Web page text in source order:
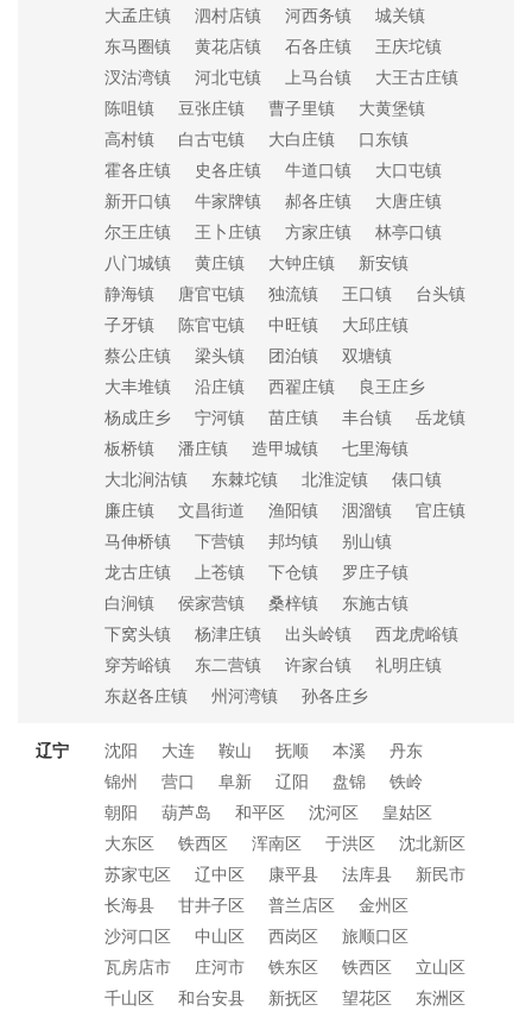
大孟庄镇
泗村店镇 河西务镇
城关镇
东马圈镇
黄花店镇 石各庄镇
王庆坨镇
汊沽湾镇
河北屯镇 上马台镇
大王古庄镇
陈咀镇
豆张庄镇 曹子里镇
大黄堡镇
高村镇
白古屯镇 大白庄镇
口东镇
霍各庄镇
史各庄镇 牛道口镇
大口屯镇
新开口镇
牛家牌镇 郝各庄镇
大唐庄镇
尔王庄镇
王卜庄镇 方家庄镇
林亭口镇
八门城镇
黄庄镇 大钟庄镇
新安镇
静海镇
唐官屯镇 独流镇 王口镇
台头镇
子牙镇
陈官屯镇 中旺镇
大邱庄镇
蔡公庄镇
梁头镇 团泊镇
双塘镇
大丰堆镇
沿庄镇 西翟庄镇
良王庄乡
杨成庄乡
宁河镇 苗庄镇 丰台镇
岳龙镇
板桥镇
潘庄镇 造甲城镇
七里海镇
大北涧沽镇
东棘坨镇 北淮淀镇
俵口镇
廉庄镇
文昌街道 渔阳镇 洇溜镇
官庄镇
马伸桥镇
下营镇 邦均镇
别山镇
龙古庄镇
上苍镇 下仓镇
罗庄子镇
白涧镇
侯家营镇 桑梓镇
东施古镇
下窝头镇
杨津庄镇 出头岭镇
西龙虎峪镇
穿芳峪镇
东二营镇 许家台镇
礼明庄镇
东赵各庄镇
州河湾镇 孙各庄乡
辽宁 沈阳 大连 鞍山 抚顺 本溪
丹东
锦州
营口 阜新 辽阳 盘锦
铁岭
朝阳
葫芦岛 和平区 沈河区
皇姑区
大东区
铁西区 浑南区 于洪区
沈北新区
苏家屯区
辽中区 康平县 法库县
新民市
长海县
甘井子区 普兰店区
金州区
沙河口区
中山区 西岗区
旅顺口区
瓦房店市
庄河市 铁东区 铁西区
立山区
千山区
和台安县 新抚区 望花区
东洲区